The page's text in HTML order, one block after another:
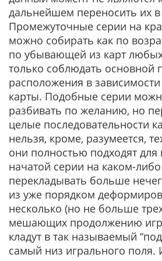
дальнейшем переносить их в
Промежуточные серии на
можно собирать как по
по убывающей из карт
только соблюдать основной
расположения в
карты. Подобные серии
разбивать по желанию, но
целые последовательности
нельзя, кроме, разумеется,
они полностью подходят
начатой серии на каком-либо
перекладывать больше
из уже порядком
несколько (но не больше
мешающих продолжению
кладут в так называемый
самый низ игрального поля.